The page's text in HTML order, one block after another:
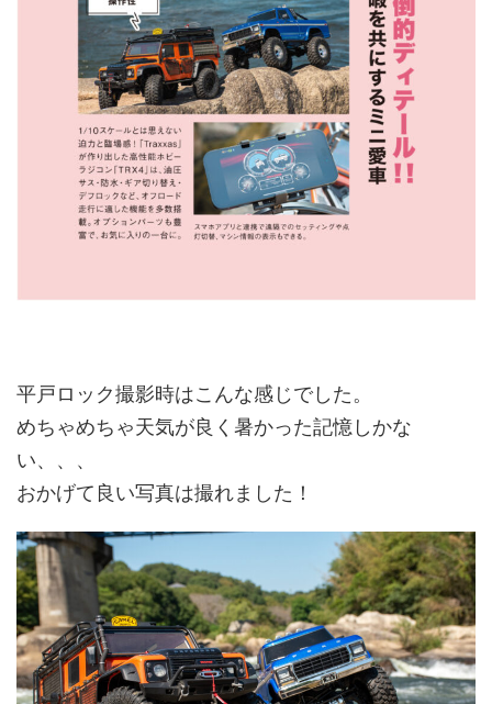
平戸ロック撮影時はこんな感じでした。
めちゃめちゃ天気が良く暑かった記憶しかな
い、、、
おかげて良い写真は撮れました！